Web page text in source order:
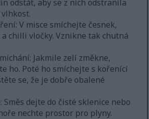
odstát, aby se z nich odstranila
V misce smíchejte česnek,
a chilli vločky. Vznikne tak chutná
Jakmile zelí změkne,
ho. Poté ho smíchejte s kořenící
se, že je dobře obalené
Směs dejte do čisté sklenice nebo
nechte prostor pro plyny.